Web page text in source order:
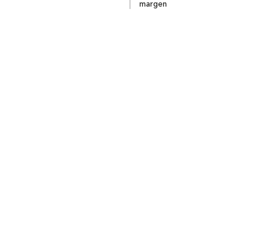
margen